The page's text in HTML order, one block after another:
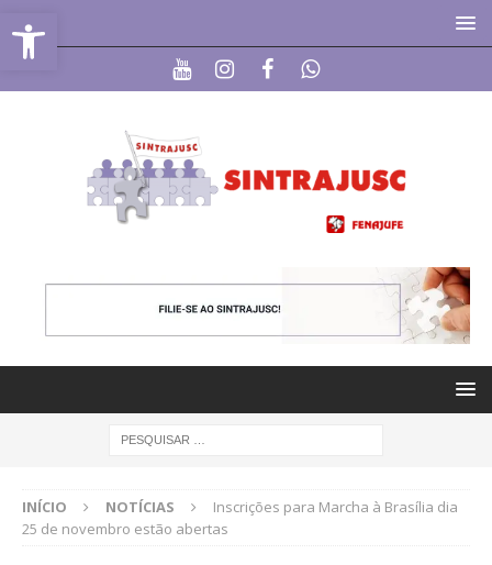
Abrir a barra de ferramentas
INÍCIO NOTÍCIAS
Inscrições para Marcha à Brasília dia
25 de novembro estão abertas